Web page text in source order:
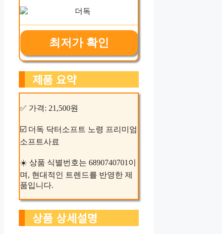
최저가 확인
제품 요약
✅ 가격: 21,500원
☑️ 더독 닥터소프트 노령 프리미엄
소프트사료
☀️ 상품 식별번호는 6890740701이
며, 현대적인 트렌드를 반영한 제
품입니다.
상품 상세설명